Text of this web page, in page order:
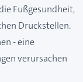
Fußgesundheit,
Druckstellen.
- eine
verursachen